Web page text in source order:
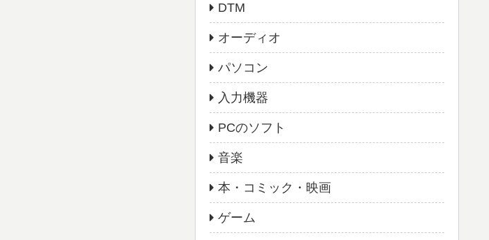
DTM
オーディオ
パソコン
入力機器
PCのソフト
音楽
本・コミック・映画
ゲーム